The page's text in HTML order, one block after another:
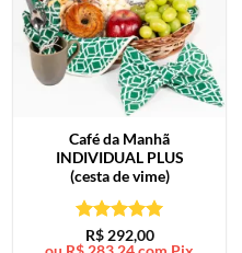
Café da Manhã
INDIVIDUAL PLUS
(cesta de vime)
Avaliação5
R$292,00